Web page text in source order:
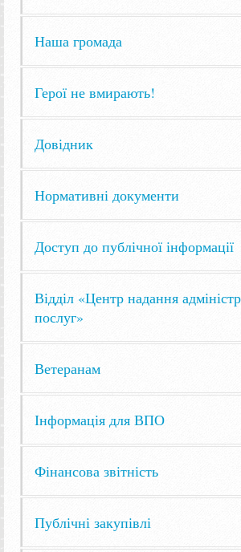
Наша громада
Герої не вмирають!
Довідник
Нормативні документи
Доступ до публічної інформації
Відділ «Центр надання
послуг»
Ветеранам
Інформація для ВПО
Фінансова звітність
Публічні закупівлі